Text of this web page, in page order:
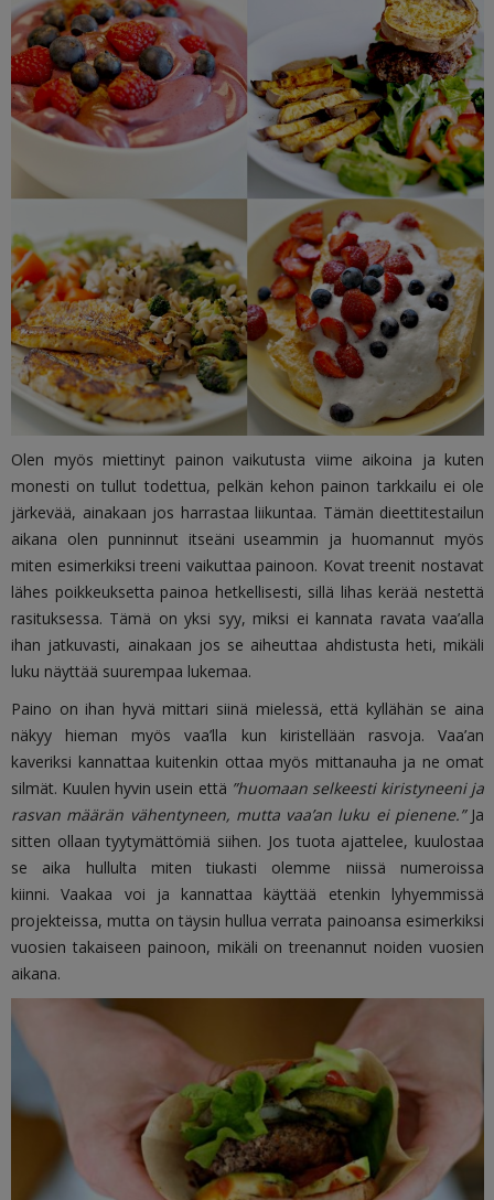
Olen myös miettinyt painon vaikutusta viime aikoina ja kuten
monesti on tullut todettua, pelkän kehon painon tarkkailu ei ole
järkevää, ainakaan jos harrastaa liikuntaa. Tämän dieettitestailun
aikana olen punninnut itseäni useammin ja huomannut myös
miten esimerkiksi treeni vaikuttaa painoon. Kovat treenit nostavat
lähes poikkeuksetta painoa hetkellisesti, sillä lihas kerää nestettä
rasituksessa. Tämä on yksi syy, miksi ei kannata ravata vaa’alla
ihan jatkuvasti, ainakaan jos se aiheuttaa ahdistusta heti, mikäli
luku näyttää suurempaa lukemaa.
Paino on ihan hyvä mittari siinä mielessä, että kyllähän se aina
näkyy hieman myös vaa’lla kun kiristellään rasvoja. Vaa’an
kaveriksi kannattaa kuitenkin ottaa myös mittanauha ja ne omat
silmät. Kuulen hyvin usein että ”huomaan selkeesti kiristyneeni ja
rasvan määrän vähentyneen, mutta vaa’an luku ei pienene.”Ja
sitten ollaan tyytymättömiä siihen. Jos tuota ajattelee, kuulostaa
se aika hullulta miten tiukasti olemme niissä numeroissa
kiinni. Vaakaa voi ja kannattaa käyttää etenkin lyhyemmissä
projekteissa, mutta on täysin hullua verrata painoansa esimerkiksi
vuosien takaiseen painoon, mikäli on treenannut noiden vuosien
aikana.